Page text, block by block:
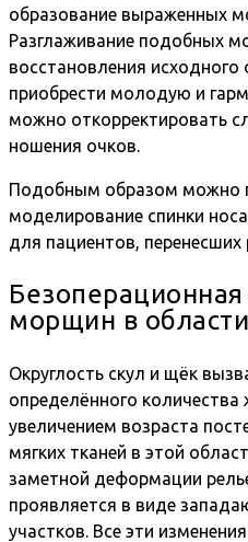
образование выраженных
Разглаживание подобных
восстановления
приобрести молодую и
можно откорректировать
ношения очков.
Подобным образом можно
моделирование спинки
для пациентов, перенесших
Безоперационная
морщин в
Округлость скул и щёк
определённого количества
увеличением возраста
мягких тканей в этой
заметной деформации
проявляется в виде
участков. Все эти